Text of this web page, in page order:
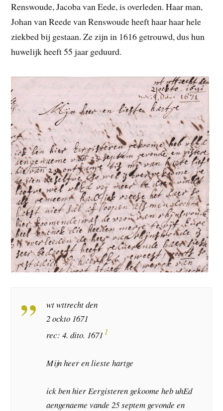
Renswoude, Jacoba van Eede, is overleden. Haar man,
Johan van Reede van Renswoude heeft haar haar hele
ziekbed bij gestaan. Ze zijn in 1616 getrouwd, dus hun
huwelijk heeft 55 jaar geduurd.
wt wttrecht den
2 ockto 1671
rec: 4. dito. 16711
Mijn heer en lieste hartge
ick ben hier Eergisteren gekoome heb uhEd
aengenaeme vande 25 septem gevonde en